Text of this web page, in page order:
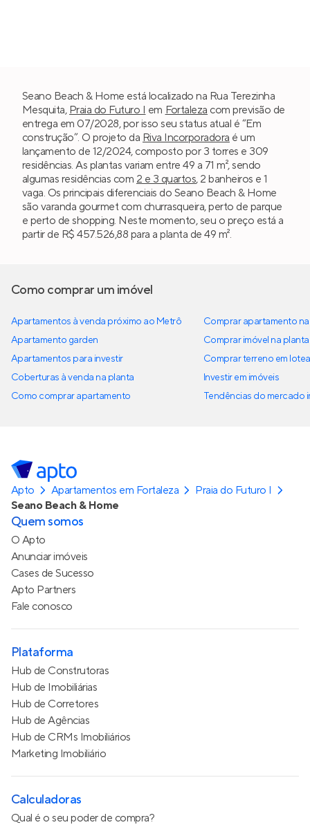
Seano Beach & Home está localizado na Rua Terezinha
Mesquita, Praia do Futuro I em Fortaleza com previsão de
entrega em 07/2028, por isso seu status atual é “Em
construção”. O projeto da Riva Incorporadora é um
lançamento de 12/2024, composto por 3 torres e 309
residências. As plantas variam entre 49 a 71 m², sendo
algumas residências com 2 e 3 quartos, 2 banheiros e 1
vaga. Os principais diferenciais do Seano Beach & Home
são varanda gourmet com churrasqueira, perto de parque
e perto de shopping. Neste momento, seu o preço está a
partir de R$ 457.526,88 para a planta de 49 m².
Como comprar um imóvel
Apartamentos à venda próximo ao Metrô
Apartamento garden
Apartamentos para investir
Coberturas à venda na planta
Como comprar apartamento
Comprar apartamento
Comprar imóvel na planta
Comprar terreno em
Investir em imóveis
Tendências do mercado
Apto Apartamentos em Fortaleza
Praia do Futuro I
Seano Beach & Home
Quem somos
O Apto
Anunciar imóveis
Cases de Sucesso
Apto Partners
Fale conosco
Plataforma
Hub de Construtoras
Hub de Imobiliárias
Hub de Corretores
Hub de Agências
Hub de CRMs Imobiliários
Marketing Imobiliário
Calculadoras
Qual é o seu poder de compra?